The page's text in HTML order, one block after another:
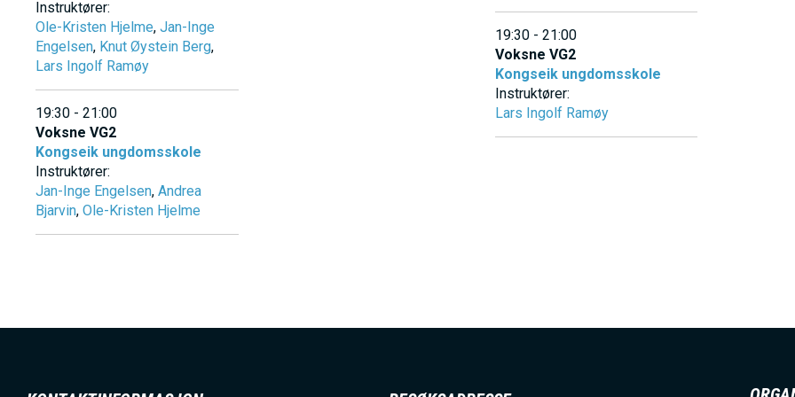
Instruktører:
Ole-Kristen Hjelme, Jan-Inge
Engelsen, Knut Øystein Berg,
Lars Ingolf Ramøy
19:30 - 21:00
Voksne VG2
Kongseik ungdomsskole
Instruktører:
Jan-Inge Engelsen, Andrea
Bjarvin, Ole-Kristen Hjelme
19:30 - 21:00
Voksne VG2
Kongseik ungdomsskole
Instruktører:
Lars Ingolf Ramøy